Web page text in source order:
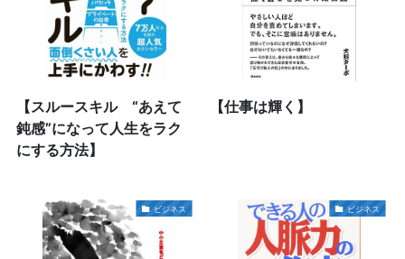
【スルースキル “あえて
鈍感”になって人生をラク
にする方法】
【仕事は輝く】
ビジネス ビジネス